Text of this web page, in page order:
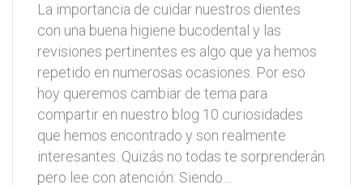
La importancia de cuidar nuestros dientes
con una buena higiene bucodental y las
revisiones pertinentes es algo que ya hemos
repetido en numerosas ocasiones. Por eso
hoy queremos cambiar de tema para
compartir en nuestro blog 10 curiosidades
que hemos encontrado y son realmente
interesantes. Quizás no todas te sorprenderán
pero lee con atención: Siendo…